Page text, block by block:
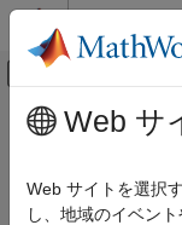
コンテンツへスキップ
オフキャ
ドキュメンテーションの
メインコンテンツ
Web サ
Web サイトを選択
し、地域のイベン